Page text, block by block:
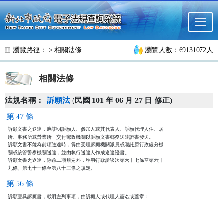
跳至主要內容
瀏覽路徑： > 相關法條 瀏覽人數：69131072人
相關法條
法規名稱： 訴願法(民國 101 年 06 月 27 日 修正)
第 47 條
訴願文書之送達，應註明訴願人、參加人或其代表人、訴願代理人住、居
所、事務所或營業所，交付郵政機關以訴願文書郵務送達證書發送。
訴願文書不能為前項送達時，得由受理訴願機關派員或囑託原行政處分機
關或該管警察機關送達，並由執行送達人作成送達證書。
訴願文書之送達，除前二項規定外，準用行政訴訟法第六十七條至第六十
九條、第七十一條至第八十三條之規定。
第 56 條
訴願應具訴願書，載明左列事項，由訴願人或代理人簽名或蓋章：